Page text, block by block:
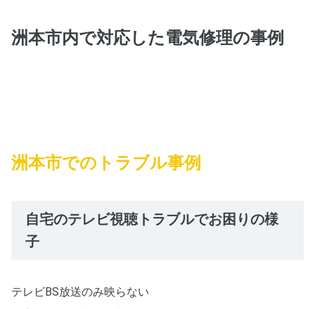
洲本市内で対応した電気修理の事例
洲本市でのトラブル事例
自宅のテレビ視聴トラブルでお困りの様
子
テレビBS放送のみ映らない